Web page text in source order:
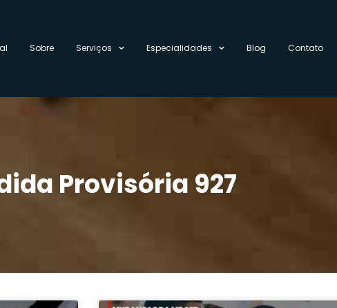
Sobre Serviços Especialidades Blog Contato
Provisória 927